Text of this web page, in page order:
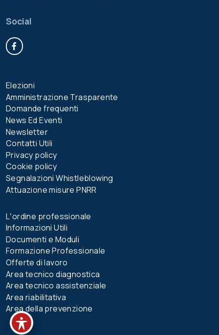
Social
Elezioni
Amministrazione Trasparente
Domande frequenti
News Ed Eventi
Newsletter
Contatti Utili
Privacy policy
Cookie policy
Segnalazioni Whistleblowing
Attuazione misure PNRR
Lʼordine professionale
Informazioni Utili
Documenti e Moduli
Formazione Professionale
Offerte di lavoro
Area tecnico diagnostica
Area tecnico assistenziale
Area riabilitativa
Area della prevenzione